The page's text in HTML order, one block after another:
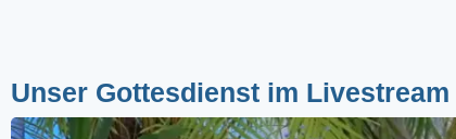
Unser Gottesdienst im Livestream